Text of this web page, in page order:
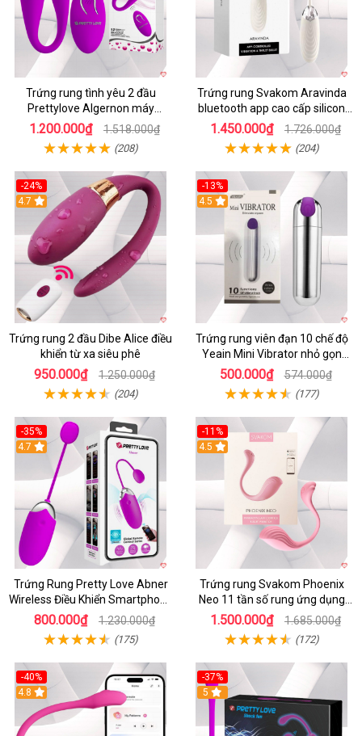
Trứng rung tình yêu 2 đầu
Prettylove Algernon máy
massage điểm G không dây
1.200.000₫ 1.518.000₫
(208)
Trứng rung Svakom Aravinda
bluetooth app cao cấp silicon
mềm
1.450.000₫ 1.726.000₫
(204)
-24%
4.7
Trứng rung 2 đầu Dibe Alice điều
khiển từ xa siêu phê
950.000₫ 1.250.000₫
(204)
-13%
4.5
Trứng rung viên đạn 10 chế độ
Yeain Mini Vibrator nhỏ gọn
sành điệu
500.000₫ 574.000₫
(177)
-35%
4.7
Trứng Rung Pretty Love Abner
Wireless Điều Khiển Smartphone
Giá Tốt
800.000₫ 1.230.000₫
(175)
-11%
4.5
Trứng rung Svakom Phoenix
Neo 11 tần số rung ứng dụng
app
1.500.000₫ 1.685.000₫
(172)
-40%
4.8
-37%
5